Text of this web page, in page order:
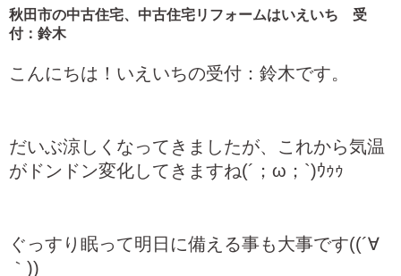
秋田市の中古住宅、中古住宅リフォームはいえいち 受
付：鈴木
こんにちは！いえいちの受付：鈴木です。
だいぶ涼しくなってきましたが、これから気温
がドンドン変化してきますね(´；ω；`)ｳｩｩ
ぐっすり眠って明日に備える事も大事です((´∀
｀))